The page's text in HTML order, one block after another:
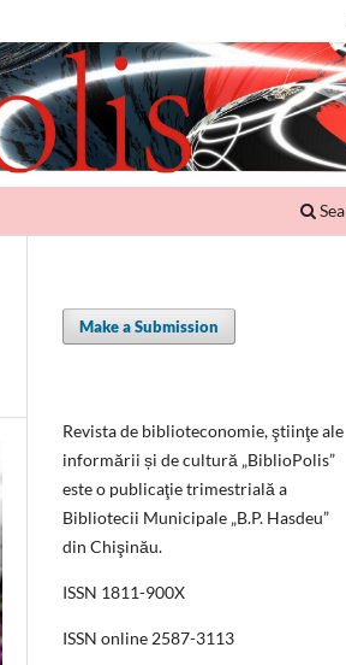
Make a Submission
Revista de biblioteconomie, ştiinţe ale
informării și de cultură „BiblioPolis”
este o publicaţie trimestrială a
Bibliotecii Municipale „B.P. Hasdeu”
din Chişinău.
ISSN 1811-900X
ISSN online 2587-3113